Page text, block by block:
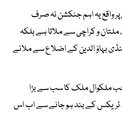
پر واقع یہ اہم جنکشن نہ صرف
و کراچی سے ملاتا ہے بلکہ
بہاؤ الدین کے اضلاع سے ملانے
جب ملکوال ملک کا سب سے بڑا
ٹریکس کے بند ہو جانے سے اب اس